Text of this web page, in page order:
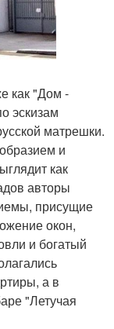
как "Дом -
эскизам
матрешки.
и
как
авторы
присущие
окон,
и богатый
а в
"Летучая